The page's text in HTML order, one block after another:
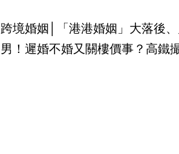
跨境婚姻│「港港婚姻」大落後
男！遲婚不婚又關樓價事？高鐵